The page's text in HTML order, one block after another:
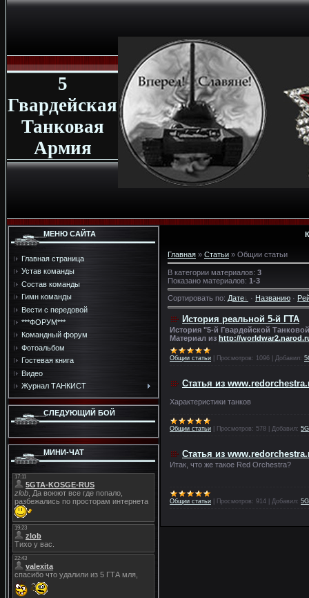
5
Гвардейская
Танковая
Армия
МЕНЮ САЙТА
Главная страница
Устав команды
Состав команды
Гимн команды
Вести с передовой
***ФОРУМ***
Командный форум
Фотоальбом
Гостевая книга
Видео
Журнал ТАНКИСТ
СЛЕДУЮЩИЙ БОЙ
МИНИ-ЧАТ
Главная » Статьи » Общии cтатьи
В категории материалов: 3
Показано материалов: 1-3
Сортировать по: Дате · Названию ·
История реальной 5-й ГТА
История "5-й Гвардейской
Материал из http://
Общии cтатьи Просмотров: 1096 Добавил:
Статья из
Характеристики танков
Общии cтатьи Просмотров: 578 Добавил:
Статья из
Итак, что же такое Red Orchestra?
Общии cтатьи Просмотров: 914 Добавил: